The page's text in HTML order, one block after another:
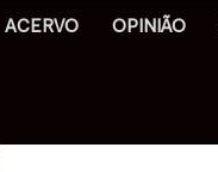
ACERVO OPINIÃO